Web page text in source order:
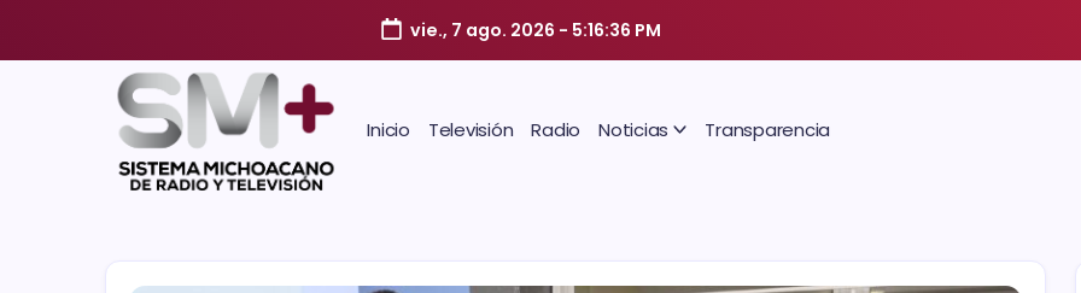
vie., 7 ago. 2026 - 5:16:37 PM
Inicio Televisión Radio Noticias Transparencia